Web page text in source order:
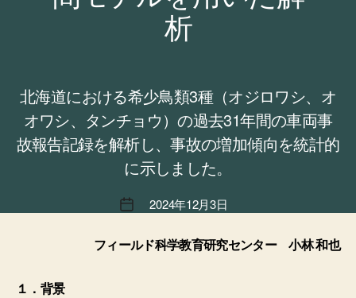
析
北海道における希少鳥類3種（オジロワシ、オ
オワシ、タンチョウ）の過去31年間の車両事
故報告記録を解析し、事故の増加傾向を統計的
に示しました。
投
日
2024年12月3日
フィールド科学教育研究センター 小林 和也
１．背景